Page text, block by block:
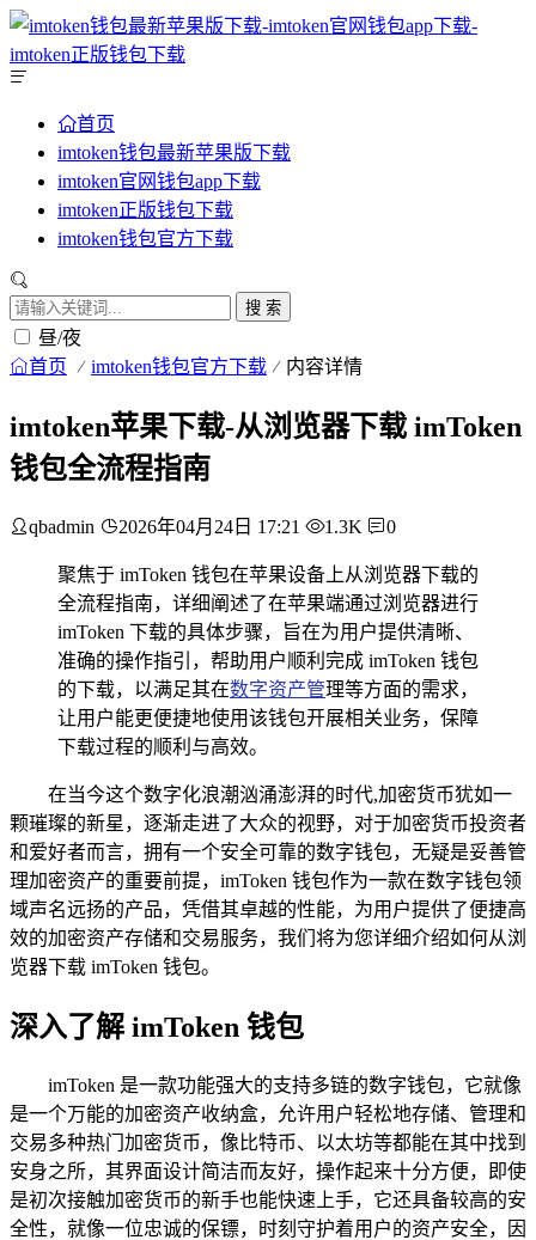
首页
imtoken钱包最新苹果版下载
imtoken官网钱包app下载
imtoken正版钱包下载
imtoken钱包官方下载
搜 索
昼/夜
首页 imtoken钱包官方下载 内容详情
imtoken苹果下载-从浏览器下载 imToken
钱包全流程指南
qbadmin 2026年04月24日 17:21 1.3K 0
聚焦于 imToken 钱包在苹果设备上从浏览器下载的
全流程指南，详细阐述了在苹果端通过浏览器进行
imToken 下载的具体步骤，旨在为用户提供清晰、
准确的操作指引，帮助用户顺利完成 imToken 钱包
的下载，以满足其在数字资产管理等方面的需求，
让用户能更便捷地使用该钱包开展相关业务，保障
下载过程的顺利与高效。
在当今这个数字化浪潮汹涌澎湃的时代,加密货币犹如一
颗璀璨的新星，逐渐走进了大众的视野，对于加密货币投资者
和爱好者而言，拥有一个安全可靠的数字钱包，无疑是妥善管
理加密资产的重要前提，imToken 钱包作为一款在数字钱包领
域声名远扬的产品，凭借其卓越的性能，为用户提供了便捷高
效的加密资产存储和交易服务，我们将为您详细介绍如何从浏
览器下载 imToken 钱包。
深入了解 imToken 钱包
imToken 是一款功能强大的支持多链的数字钱包，它就像
是一个万能的加密资产收纳盒，允许用户轻松地存储、管理和
交易多种热门加密货币，像比特币、以太坊等都能在其中找到
安身之所，其界面设计简洁而友好，操作起来十分方便，即使
是初次接触加密货币的新手也能快速上手，它还具备较高的安
全性，就像一位忠诚的保镖，时刻守护着用户的资产安全，因